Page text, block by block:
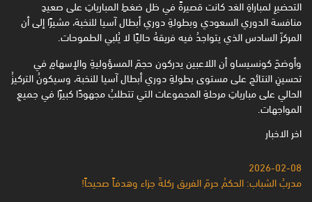
‏التحضيرِ لمباراةِ الغد كانت قصيرةً في ظل ضغطِ المبارياتِ على صعيدِ
منافسة الدوري السعودي وبطولةِ دوري ‏أبطال آسيا للنخبة، مشيرًا إلى أن
المركزَ السادس الذي يتواجدُ فيه فريقهُ حاليًا لا يُلبي الطموحات.‏
وأوضحَ كونسيساو أن اللاعبين يدركون حجمَ المسؤوليةِ والإسهامِ في
تحسينِ النتائجِ على مستوى بطولةِ دوري أبطال ‏آسيا للنخبة، وسيكونُ التركيزُ
الحالي على مبارياتِ مرحلةِ المجموعات التي تتطلبُ مجهودًا كبيرًا في جميعِ
‏المواجهات.‏
اخر الاخبار
2026-02-08
مدربُ الشباب: الحكمُ حرمَ الفريق ركلةَ جزاء وهدفاً صحيحاً!